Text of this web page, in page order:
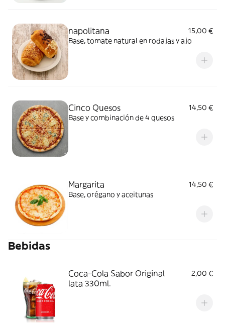
napolitana
15,00 €
Base, tomate natural en rodajas y ajo
Cinco Quesos
14,50 €
Base y combinación de 4 quesos
Margarita
14,50 €
Base, orégano y aceitunas
Bebidas
Coca-Cola Sabor Original
lata 330ml.
2,00 €